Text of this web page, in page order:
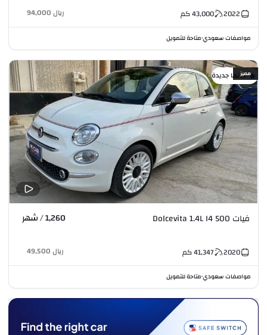
2022
43,000كم ريال 94,000
مواصفات سعودي•متاحة للتمويل
كأنها جديدةمميز
فيات 500 Dolcevita 1.4L I4 1,260 / شهر
2020
41,347كم ريال 49,500
مواصفات سعودي•متاحة للتمويل